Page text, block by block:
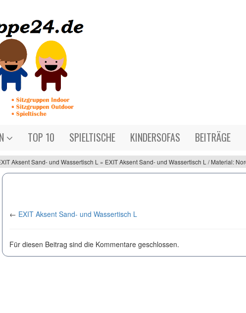
TOP 10 SPIELTISCHE KINDERSOFAS BEITRÄGE
Aksent Sand- und Wassertisch L » EXIT Aksent Sand- und Wassertisch L / Material:
← EXIT Aksent Sand- und Wassertisch L
Für diesen Beitrag sind die Kommentare geschlossen.